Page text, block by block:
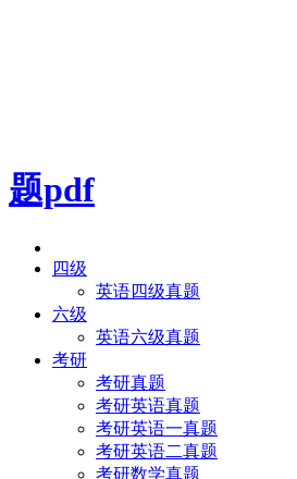
题pdf
四级
英语四级真题
六级
英语六级真题
考研
考研真题
考研英语真题
考研英语一真题
考研英语二真题
考研数学真题